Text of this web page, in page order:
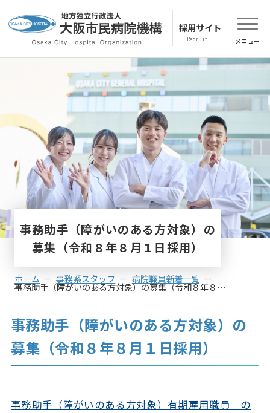
採用サイト
事務助手（障がいのある方対象）の
募集（令和８年８月１日採用）
ホーム 事務系スタッフ 病院職員新着一覧
事務助手（障がいのある方対象）の募集（令和８年８月１日採用）
事務助手（障がいのある方対象）の
募集（令和８年８月１日採用）
事務助手（障がいのある方対象）有期雇用職員 の